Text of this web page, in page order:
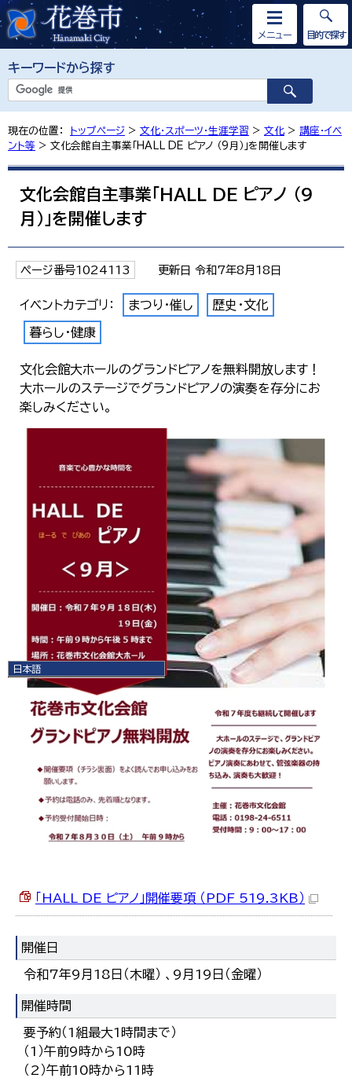
キーワードから探す
メニュー
日本語
日本語
English
한국어
简体中文
繁體中文
目的で探す
現在の位置： トップページ > 文化・スポーツ・生涯学習 > 文化 > 講座・イベ
ント等 > 文化会館自主事業「HALL DE ピアノ （9月）」を開催します
文化会館自主事業「HALL DE ピアノ （9
月）」を開催します
ページ番号1024113 更新日 令和7年8月18日
イベントカテゴリ： まつり・催し 歴史・文化
暮らし・健康
文化会館大ホールのグランドピアノを無料開放します！
大ホールのステージでグランドピアノの演奏を存分にお
楽しみください。
「HALL DE ピアノ」開催要項 （PDF 519.3KB）
開催日
令和7年9月18日（木曜） 、9月19日（金曜）
開催時間
要予約（1組最大1時間まで）
（1）午前9時から10時
（2）午前10時から11時